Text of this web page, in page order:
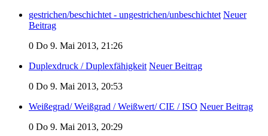
gestrichen/beschichtet - ungestrichen/unbeschichtet Neuer
Beitrag
0 Do 9. Mai 2013, 21:26
Duplexdruck / Duplexfähigkeit Neuer Beitrag
0 Do 9. Mai 2013, 20:53
Weißegrad/ Weißgrad / Weißwert/ CIE / ISO Neuer Beitrag
0 Do 9. Mai 2013, 20:29